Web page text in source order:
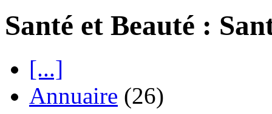
Santé et Beauté :
[...]
Annuaire (26)